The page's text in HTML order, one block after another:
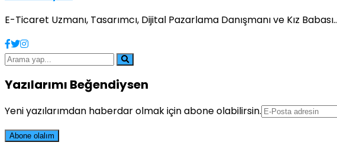
E-Ticaret Uzmanı, Tasarımcı, Dijital Pazarlama Danışmanı ve Kız Babası..
Yazılarımı Beğendiysen
Yeni yazılarımdan haberdar olmak için abone olabilirsin.